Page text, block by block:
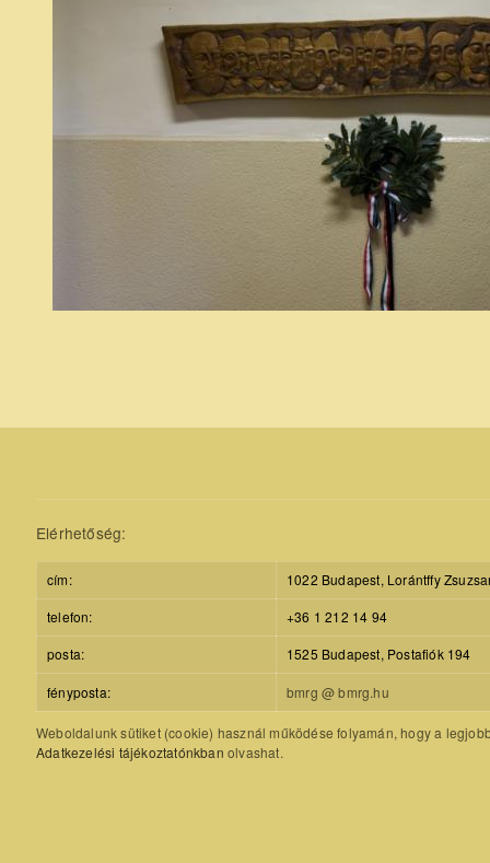
Elérhetőség:
cím:
1022 Budapest, Lorántffy
telefon:
+36 1 212 14 94
posta:
1525 Budapest, Postafiók 194
fényposta: bmrg @ bmrg.hu
Weboldalunk sütiket (cookie) használ működése folyamán, hogy a
Adatkezelési tájékoztatónkban olvashat.